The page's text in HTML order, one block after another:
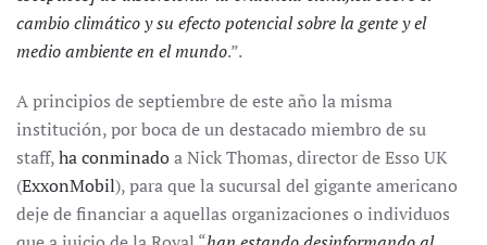
cambio climático y su efecto potencial sobre la gente y el
medio ambiente en el mundo.”.
A principios de septiembre de este año la misma
institución, por boca de un destacado miembro de su
staff,ha conminadoa Nick Thomas, director de Esso UK
(ExxonMobil), para que la sucursal del gigante americano
deje de financiar a aquellas organizaciones o individuos